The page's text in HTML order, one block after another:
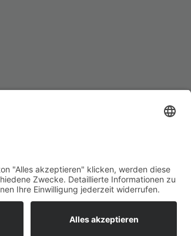
·Cookie-Einstellungen